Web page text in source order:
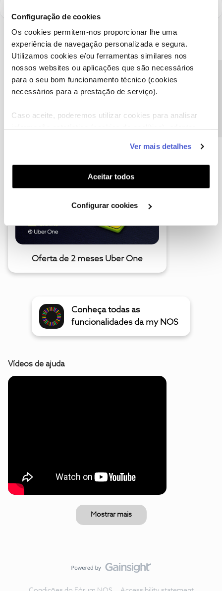
Configuração de cookies
Os cookies permitem-nos proporcionar lhe uma
experiência de navegação personalizada e segura.
Utilizamos cookies e/ou ferramentas similares nos
nossos websites ou aplicações que são necessários
para o seu bom funcionamento técnico (cookies
necessários para a prestação de serviço).
Caso aceite, poderemos utilizar cookies para analisar
funcionalidades (cookies de personalização e
funcionalidade) e adaptar anúncios aos seus interesses
(cookies de publicidade personalizada). Pode gerir a
utilização dos cookies clicando em "Configurar
Ver mais detalhes
Aceitar todos
Configurar cookies
Oferta de 2 meses Uber One
Conheça todas as
funcionalidades da my NOS
Vídeos de ajuda
Mostrar mais